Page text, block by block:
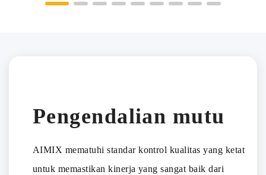
berusaha keras untuk mencapai pertumbuhan bisnis yang
Pengendalian mutu
AIMIX mematuhi standar kontrol kualitas yang ketat
untuk memastikan kinerja yang sangat baik dari